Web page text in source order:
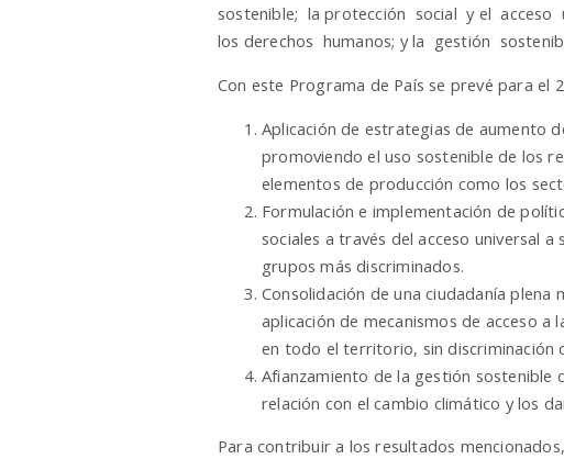
sostenible; la protección social y el acceso
los derechos humanos; y la gestión
Con este Programa de País se prevé para el
Aplicación de estrategias de aumento
promoviendo el uso sostenible de los
elementos de producción como los
Formulación e implementación de
sociales a través del acceso universal
grupos más discriminados.
Consolidación de una ciudadanía
aplicación de mecanismos de acceso
en todo el territorio, sin discriminación
Afianzamiento de la gestión sostenible
relación con el cambio climático y los
Para contribuir a los resultados